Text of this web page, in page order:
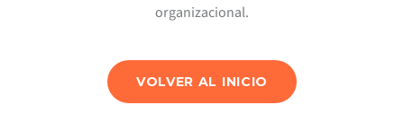
organizacional.
VOLVER AL INICIO